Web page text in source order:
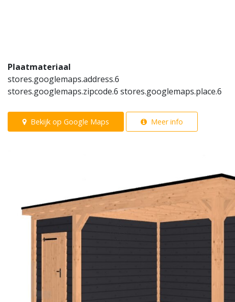
Plaatmateriaal
stores.googlemaps.address.6
stores.googlemaps.zipcode.6 stores.googlemaps.place.6
Bekijk op Google Maps Meer info